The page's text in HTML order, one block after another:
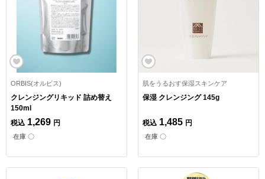
ORBIS(オルビス)
クレンジングリキッド 詰め替え
150ml
税込 1,269 円
在庫 〇
肌をうるおす保湿スキンケア
保湿 クレンジング 145g
税込 1,485 円
在庫 〇